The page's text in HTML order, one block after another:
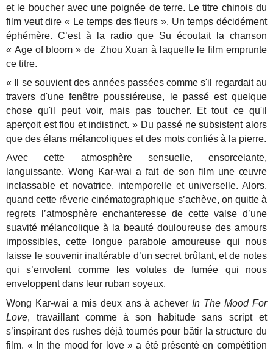
et le boucher avec une poignée de terre. Le titre chinois du
film veut dire « Le temps des fleurs ». Un temps décidément
éphémère. C’est à la radio que Su écoutait la chanson
« Age of bloom » de Zhou Xuan à laquelle le film emprunte
ce titre.
« Il se souvient des années passées comme s'il regardait au
travers d'une fenêtre poussiéreuse, le passé est quelque
chose qu'il peut voir, mais pas toucher. Et tout ce qu'il
aperçoit est flou et indistinct. » Du passé ne subsistent alors
que des élans mélancoliques et des mots confiés à la pierre.
Avec cette atmosphère sensuelle, ensorcelante,
languissante, Wong Kar-wai a fait de son film une œuvre
inclassable et novatrice, intemporelle et universelle. Alors,
quand cette rêverie cinématographique s’achève, on quitte à
regrets l’atmosphère enchanteresse de cette valse d’une
suavité mélancolique à la beauté douloureuse des amours
impossibles, cette longue parabole amoureuse qui nous
laisse le souvenir inaltérable d’un secret brûlant, et de notes
qui s’envolent comme les volutes de fumée qui nous
enveloppent dans leur ruban soyeux.
Wong Kar-wai a mis deux ans à achever In The Mood For
Love, travaillant comme à son habitude sans script et
s’inspirant des rushes déjà tournés pour bâtir la structure du
film. « In the mood for love » a été présenté en compétition